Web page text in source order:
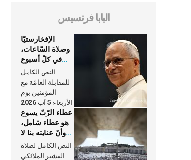
البابا فرنسيس
الإفخارستيّا
وصلاة السّاعات،
في كلّ أسبوع
وكلّ يوم، هما
النَّفَس في حياة
الكنيسة
النص الكامل
للمقابلة العامّة مع
المؤمنين يوم
الأربعاء 5 آب 2026
عطاء الرّبّ يسوع
هو عطاء شامل،
وأنّ عنايته بنا لا
تغيب عنّا أبدًا
النص الكامل لصلاة
التبشير الملائكي